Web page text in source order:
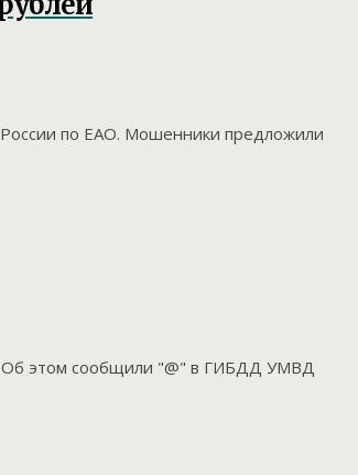
по ЕАО. Мошенники предложили
Об этом сообщили "@" в ГИБДД УМВД